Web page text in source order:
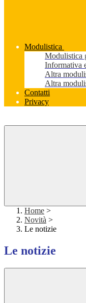
Modulistica
Modulistica
Informativa
Altra
Altra
Contatti
Privacy
Home >
Novità >
Le notizie
Le notizie